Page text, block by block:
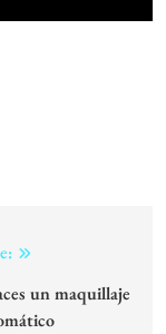
un maquillaje